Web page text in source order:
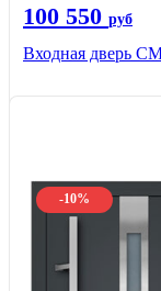
100 550 руб
Входная дверь
-10%